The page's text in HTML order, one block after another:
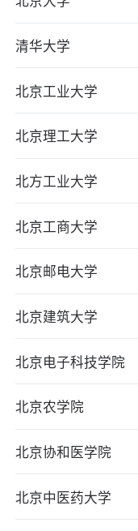
清华大学
北京工业大学
北京理工大学
北方工业大学
北京工商大学
北京邮电大学
北京建筑大学
北京电子科技学院
北京农学院
北京协和医学院
北京中医药大学